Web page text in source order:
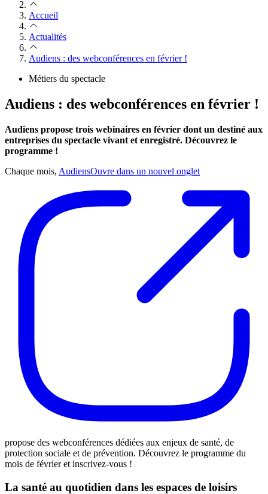
Accueil
Actualités
Audiens : des webconférences en février !
Métiers du spectacle
Audiens : des webconférences en février !
Audiens propose trois webinaires en février dont un destiné aux
entreprises du spectacle vivant et enregistré. Découvrez le
programme !
Chaque mois, AudiensOuvre dans un nouvel onglet
propose des webconférences dédiées aux enjeux de santé, de
protection sociale et de prévention. Découvrez le programme du
mois de février et inscrivez-vous !
La santé au quotidien dans les espaces de loisirs